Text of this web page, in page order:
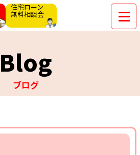
住宅ローン
無料相談会
Blog
ブログ